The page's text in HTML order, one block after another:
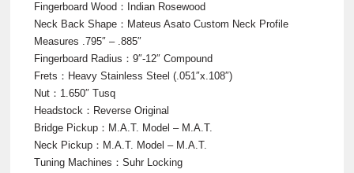
Fingerboard Wood：Indian Rosewood
Neck Back Shape：Mateus Asato Custom Neck Profile
Measures .795″ – .885″
Fingerboard Radius：9″-12″ Compound
Frets：Heavy Stainless Steel (.051″x.108″)
Nut：1.650″ Tusq
Headstock：Reverse Original
Bridge Pickup：M.A.T. Model – M.A.T.
Neck Pickup：M.A.T. Model – M.A.T.
Tuning Machines：Suhr Locking